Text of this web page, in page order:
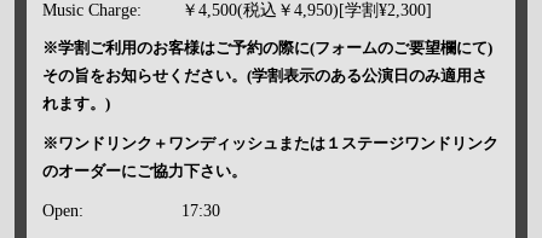
Music Charge: ￥4,500(税込￥4,950)[学割¥2,300]
※学割ご利用のお客様はご予約の際に(フォームのご要望欄にて)
その旨をお知らせください。(学割表示のある公演日のみ適用さ
れます。)
※ワンドリンク＋ワンディッシュまたは１ステージワンドリンク
のオーダーにご協力下さい。
Open: 17:30